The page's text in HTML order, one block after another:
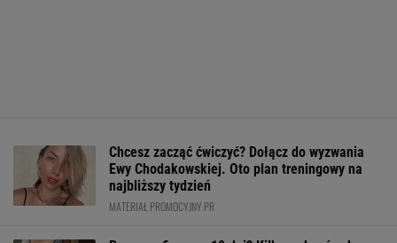
Chcesz zacząć ćwiczyć? Dołącz do wyzwania
Ewy Chodakowskiej. Oto plan treningowy na
najbliższy tydzień
MATERIAŁ PROMOCYJNY PR